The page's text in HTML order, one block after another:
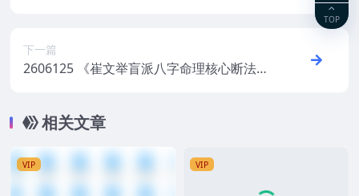
数医学与美容美体》450页
下一篇
2606125 《崔文举盲派八字命理核心断法精
相关文章
VIP VIP
TOP